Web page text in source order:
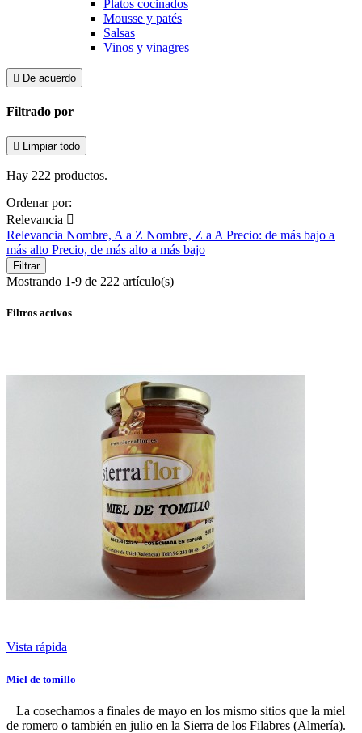
Platos cocinados
Mousse y patés
Salsas
Vinos y vinagres
 De acuerdo
Filtrado por
 Limpiar todo
Hay 222 productos.
Ordenar por:
Relevancia 
Relevancia Nombre, A a Z Nombre, Z a A Precio: de más bajo a
más alto Precio, de más alto a más bajo
Filtrar
Mostrando 1-9 de 222 artículo(s)
Filtros activos
Vista rápida
Miel de tomillo
La cosechamos a finales de mayo en los mismo sitios que la miel
de romero o también en julio en la Sierra de los Filabres (Almería).